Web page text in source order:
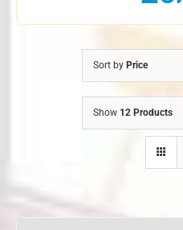
Sort by Price
Show 12 Products